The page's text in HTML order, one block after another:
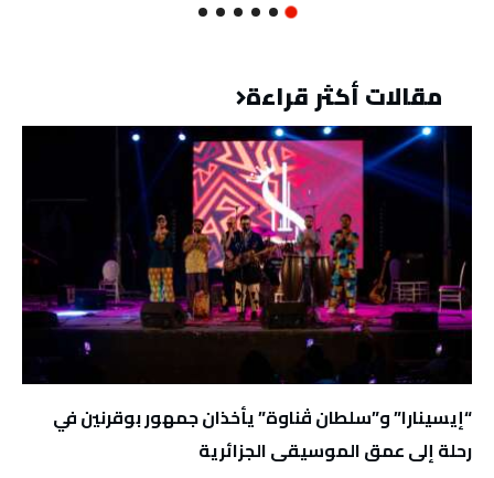
مقالات أكثر قراءة
“إيسينارا” و”سلطان ڤناوة” يأخذان جمهور بوقرنين في
رحلة إلى عمق الموسيقى الجزائرية